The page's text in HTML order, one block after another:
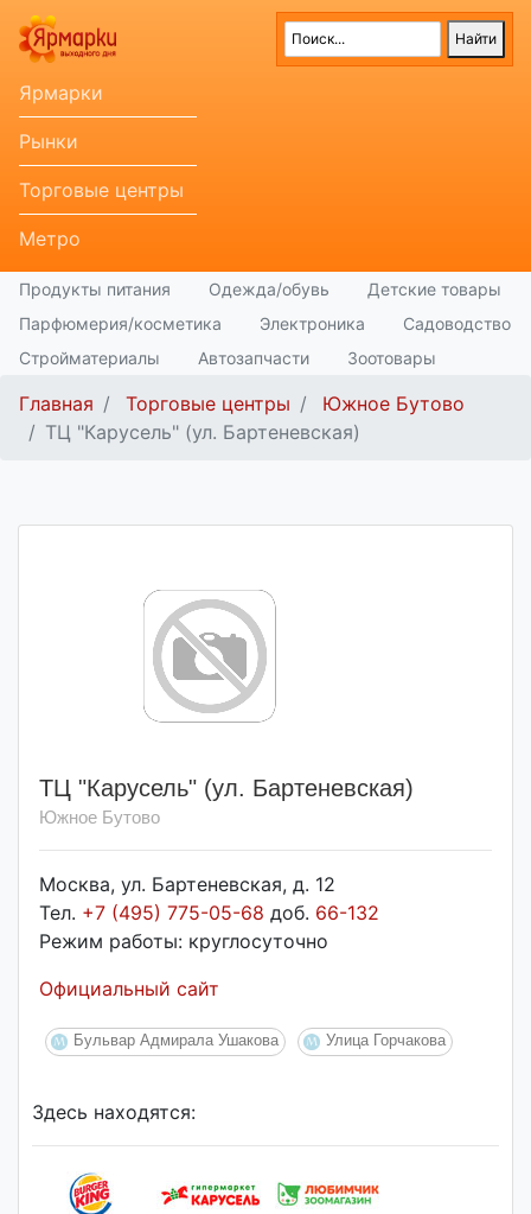
Ярмарки
Рынки
Торговые центры
Метро
Продукты питания Одежда/обувь
Детские товары
Парфюмерия/косметика
Электроника
Садоводство
Стройматериалы
Автозапчасти Зоотовары
Главная Торговые центры
Южное Бутово
ТЦ "Карусель" (ул. Бартеневская)
ТЦ "Карусель" (ул. Бартеневская)
Южное Бутово
Москва, ул. Бартеневская, д. 12
Тел. +7 (495) 775-05-68 доб. 66-132
Режим работы: круглосуточно
Официальный сайт
Бульвар Адмирала Ушакова Улица Горчакова
Здесь находятся: